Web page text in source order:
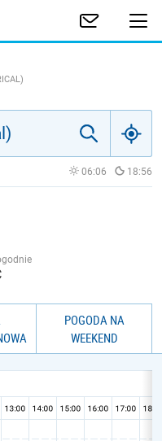
06:06 18:56
POGODA NA
WEEKEND